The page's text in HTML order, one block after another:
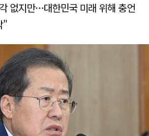
없지만…대한민국 미래 위해 충언
"